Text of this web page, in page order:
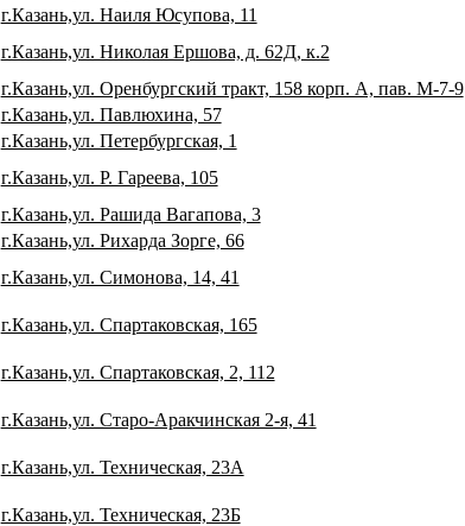
г.Казань,ул. Наиля Юсупова, 11
г.Казань,ул. Николая Ершова, д. 62Д, к.2
г.Казань,ул. Оренбургский тракт, 158 корп. А, пав. М-7-9
г.Казань,ул. Павлюхина, 57
г.Казань,ул. Петербургская, 1
г.Казань,ул. Р. Гареева, 105
г.Казань,ул. Рашида Вагапова, 3
г.Казань,ул. Рихарда Зорге, 66
г.Казань,ул. Симонова, 14, 41
г.Казань,ул. Спартаковская, 165
г.Казань,ул. Спартаковская, 2, 112
г.Казань,ул. Старо-Аракчинская 2-я, 41
г.Казань,ул. Техническая, 23А
г.Казань,ул. Техническая, 23Б